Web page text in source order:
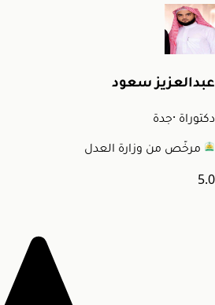
عبدالعزيز سعود
دكتوراة ·جدة
مرخّص من وزارة العدل
5.0